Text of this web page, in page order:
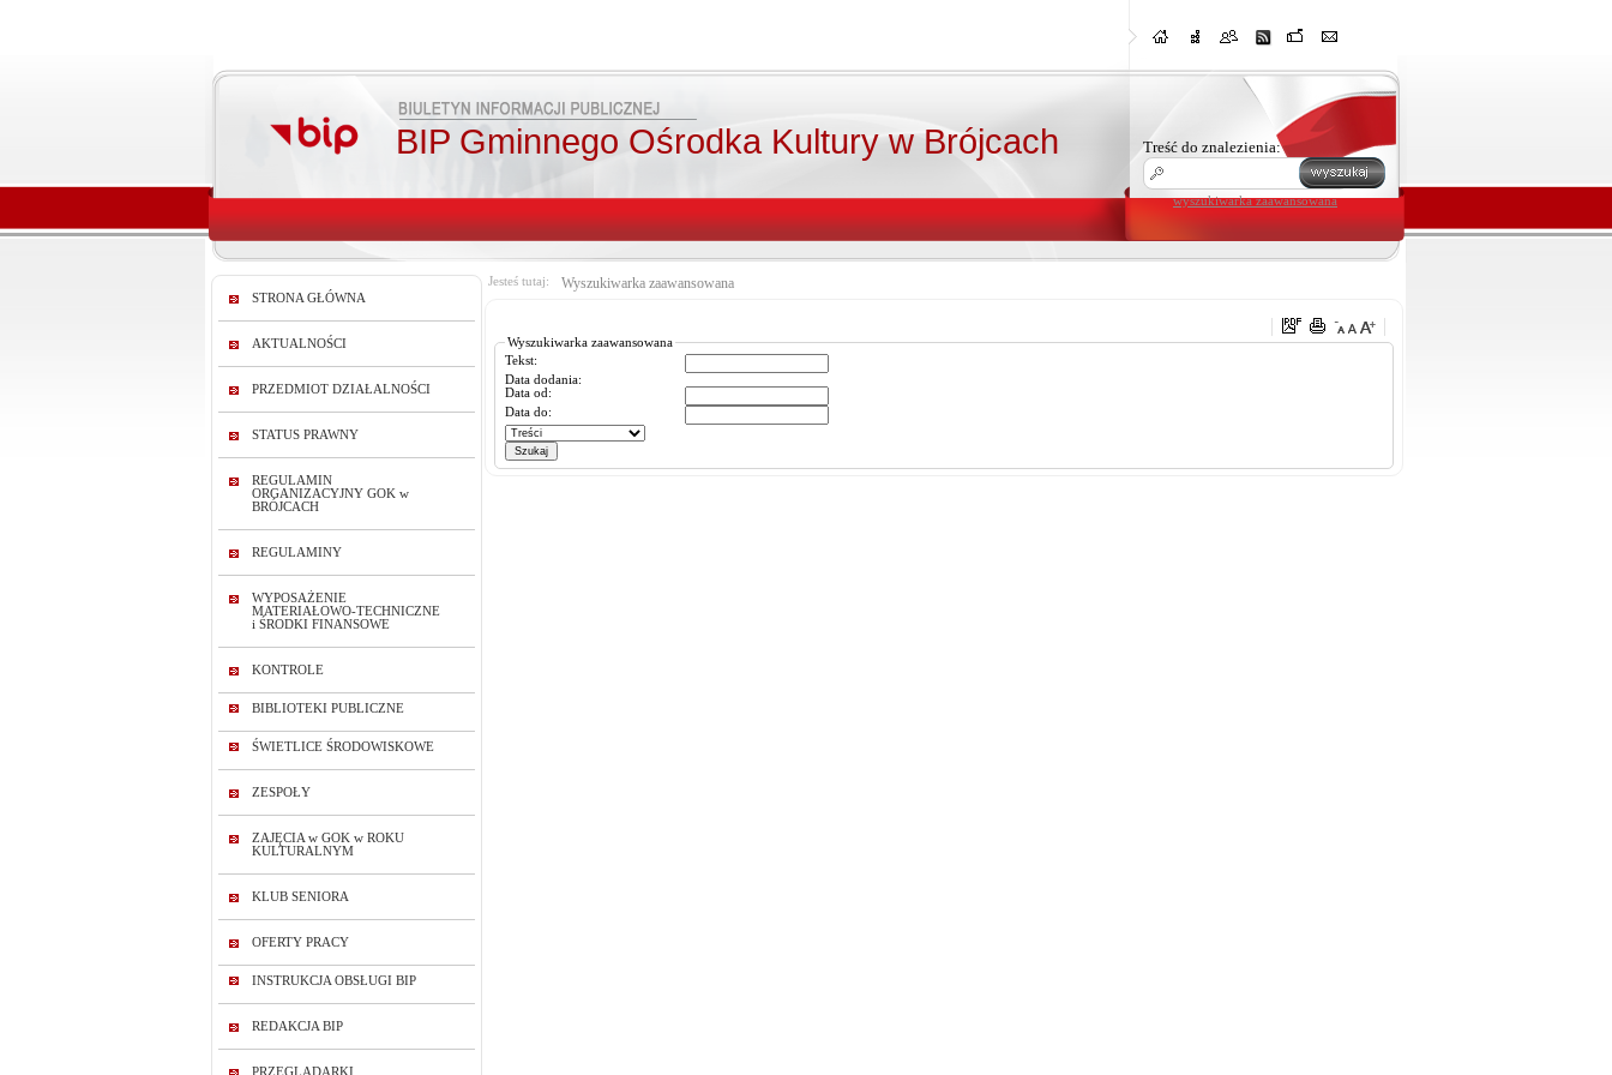
BIP Gminnego Ośrodka Kultury w Brójcach Treść do znalezienia:
wyszukiwarka zaawansowana
STRONA GŁÓWNA
AKTUALNOŚCI
PRZEDMIOT DZIAŁALNOŚCI
STATUS PRAWNY
REGULAMIN
ORGANIZACYJNY GOK w
BRÓJCACH
REGULAMINY
WYPOSAŻENIE
MATERIAŁOWO-TECHNICZNE
i ŚRODKI FINANSOWE
KONTROLE
BIBLIOTEKI PUBLICZNE
ŚWIETLICE ŚRODOWISKOWE
ZESPOŁY
ZAJĘCIA w GOK w ROKU
KULTURALNYM
KLUB SENIORA
OFERTY PRACY
INSTRUKCJA OBSŁUGI BIP
REDAKCJA BIP
PRZEGLĄDARKI
Jesteś tutaj: Wyszukiwarka zaawansowana
Wyszukiwarka zaawansowana
Tekst:
Data dodania:
Data od:
Data do: